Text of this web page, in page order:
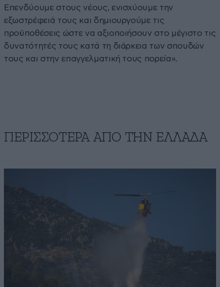
Επενδύουμε στους νέους, ενισχύουμε την
εξωστρέφειά τους και δημιουργούμε τις
προϋποθέσεις ώστε να αξιοποιήσουν στο μέγιστο τις
δυνατότητές τους κατά τη διάρκεια των σπουδών
τους και στην επαγγελματική τους πορεία».
ΠΕΡΙΣΣΟΤΕΡΑ ΑΠΟ ΤΗΝ ΕΛΛΑΔΑ